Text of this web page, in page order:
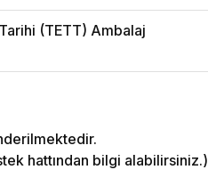
(TETT) Ambalaj
hattından bilgi alabilirsiniz.)